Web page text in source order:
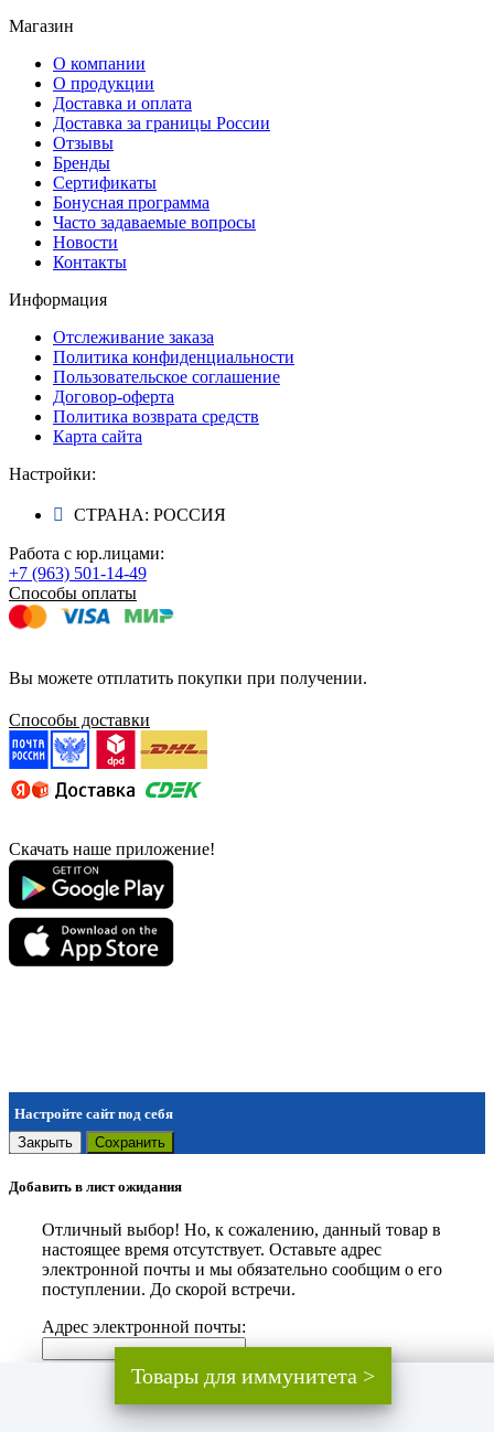
Товары для иммунитета >
Магазин
О компании
О продукции
Доставка и оплата
Доставка за границы России
Отзывы
Бренды
Сертификаты
Бонусная программа
Часто задаваемые вопросы
Новости
Контакты
Информация
Отслеживание заказа
Политика конфиденциальности
Пользовательское соглашение
Договор-оферта
Политика возврата средств
Карта сайта
Настройки:
СТРАНА: РОССИЯ
Работа с юр.лицами:
+7 (963) 501-14-49
Способы оплаты
Вы можете отплатить покупки при получении.
Способы доставки
Скачать наше приложение!
Настройте сайт под себя
Закрыть
Сохранить
Добавить в лист ожидания
Отличный выбор! Но, к сожалению, данный товар в
настоящее время отсутствует. Оставьте адрес
электронной почты и мы обязательно сообщим о его
поступлении. До скорой встречи.
Адрес электронной почты:
Добавить
Мы используем файлы cookie. Подробнее